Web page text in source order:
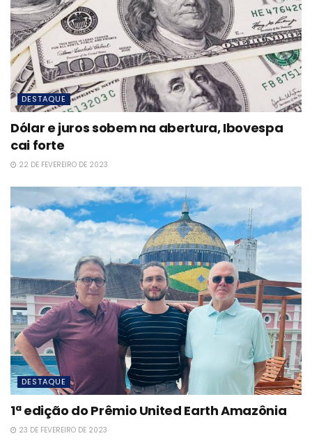
DESTAQUE
Dólar e juros sobem na abertura, Ibovespa
cai forte
22 DE FEVEREIRO DE 2023
DESTAQUE
1ª edição do Prêmio United Earth Amazônia
23 DE FEVEREIRO DE 2023